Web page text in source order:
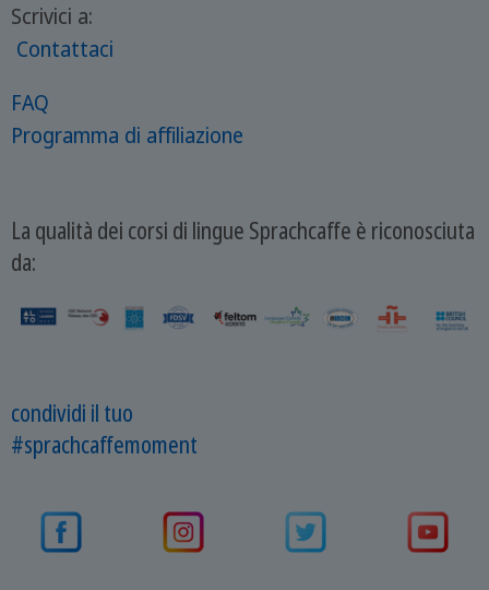
Scrivici a:
Contattaci
FAQ
Programma di affiliazione
La qualità dei corsi di lingue Sprachcaffe è riconosciuta
da:
condividi il tuo
#sprachcaffemoment